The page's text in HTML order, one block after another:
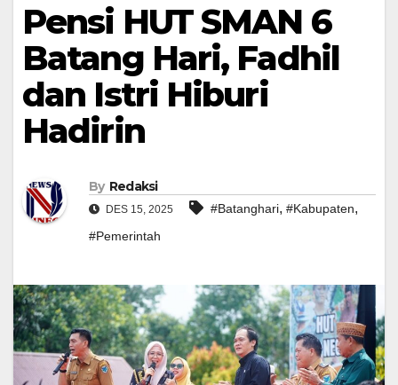
Pensi HUT SMAN 6
Batang Hari, Fadhil
dan Istri Hiburi
Hadirin
By Redaksi
DES 15, 2025 #Batanghari, #Kabupaten,
#Pemerintah